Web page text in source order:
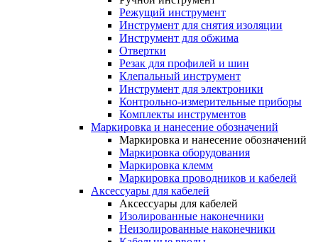
Режущий инструмент
Инструмент для снятия изоляции
Инструмент для обжима
Отвертки
Резак для профилей и шин
Клепальный инструмент
Инструмент для электроники
Контрольно-измерительные приборы
Комплекты инструментов
Маркировка и нанесение обозначений
Маркировка и нанесение обозначений
Маркировка оборудования
Маркировка клемм
Маркировка проводников и кабелей
Аксессуары для кабелей
Аксессуары для кабелей
Изолированные наконечники
Неизолированные наконечники